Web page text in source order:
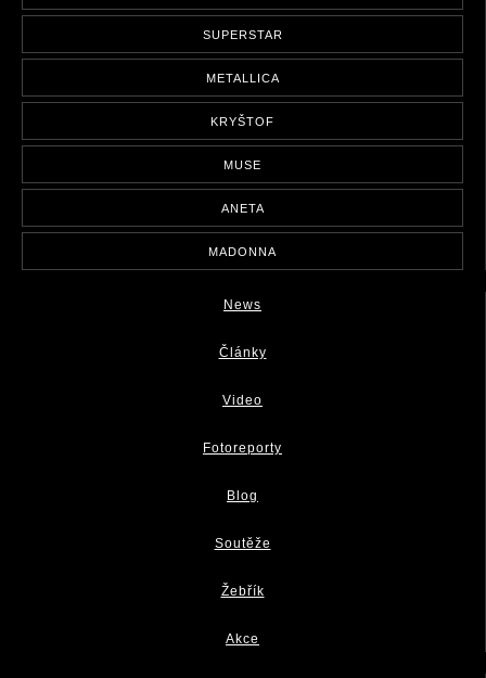
SUPERSTAR
METALLICA
KRYŠTOF
MUSE
ANETA
MADONNA
News
Články
Video
Fotoreporty
Blog
Soutěže
Žebřík
Akce